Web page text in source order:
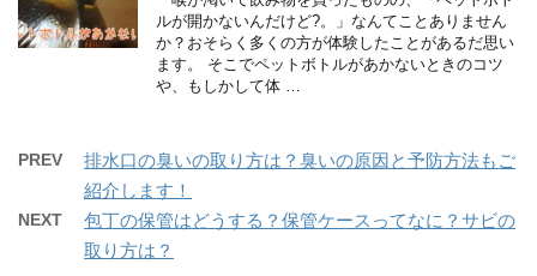
ルが開かないんだけど?。」なんてことありません
か？おそらく多くの方が体験したことがあるだ思い
ます。 そこでペットボトルがあかないときのコツ
や、もしかして体 …
PREV
排水口の臭いの取り方は？臭いの原因と予防方法もご
紹介します！
NEXT
包丁の保管はどうする？保管ケースってなに？サビの
取り方は？